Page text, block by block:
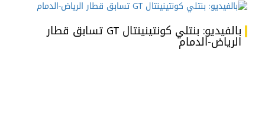
بالفيديو: بنتلي كونتينينتال GT تسابق قطار
الرياض-الدمام